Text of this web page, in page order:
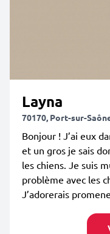
Layna
70170, Port-sur-
Bonjour ! J’ai eux
et un gros je sais
les chiens. Je suis
problème avec les
J’adorerais